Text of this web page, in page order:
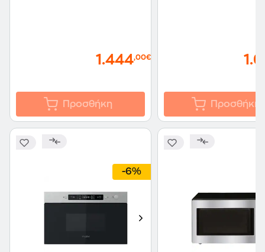
1.444,00€
Προσθήκη Προσθήκη
-6%